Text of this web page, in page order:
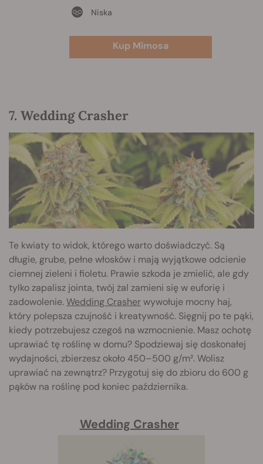
Niska
Kup Mimosa
7. Wedding Crasher
Te kwiaty to widok, którego warto doświadczyć. Są
długie, grube, pełne włosków i mają wyjątkowe odcienie
ciemnej zieleni i fioletu. Prawie szkoda je zmielić, ale gdy
tylko zapalisz jointa, twój żal zamieni się w euforię i
zadowolenie.Wedding Crasherwywołuje mocny haj,
który polepsza czujność i kreatywność. Sięgnij po te pąki,
kiedy potrzebujesz czegoś na wzmocnienie. Masz ochotę
uprawiać tę roślinę w domu? Spodziewaj się doskonałej
wydajności, zbierzesz około 450–500 g/m². Wolisz
uprawiać na zewnątrz? Przygotuj się do zbioru do 600 g
pąków na roślinę pod koniec października.
Wedding Crasher